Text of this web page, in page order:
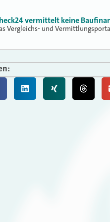
vermittelt keine
Vergleichs- und